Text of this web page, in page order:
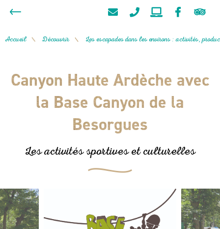
Accueil / Découvrir / Les escapades dans les environs : activités,
Canyon Haute Ardèche avec
la Base Canyon de la
Besorgues
Les activités sportives et culturelles